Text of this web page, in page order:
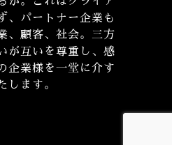
、パートナー企業も
、顧客、社会。三方
が互いを尊重し、感
企業様を一堂に介す
します。